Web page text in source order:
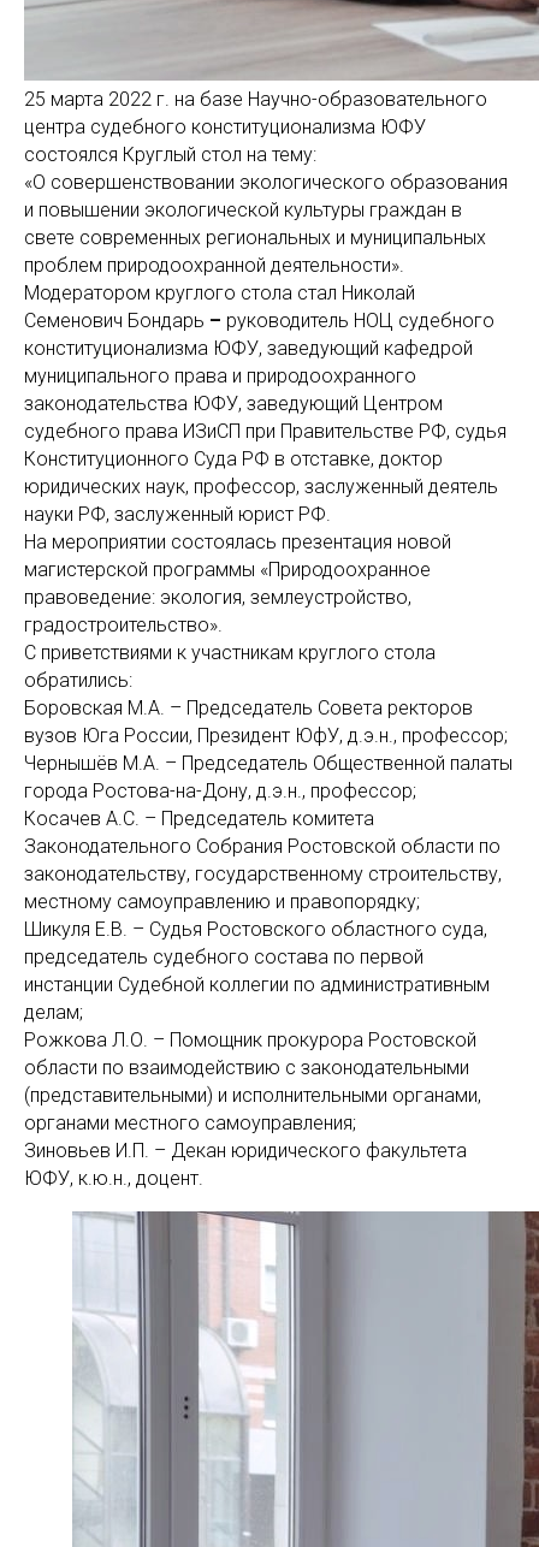
25 марта 2022 г. на базе Научно-образовательного
центра судебного конституционализма ЮФУ
состоялся Круглый стол на тему:
«О совершенствовании экологического образования
и повышении экологической культуры граждан в
свете современных региональных и муниципальных
проблем природоохранной деятельности».
Модератором круглого стола стал Николай
Семенович Бондарь – руководитель НОЦ судебного
конституционализма ЮФУ, заведующий кафедрой
муниципального права и природоохранного
законодательства ЮФУ, заведующий Центром
судебного права ИЗиСП при Правительстве РФ, судья
Конституционного Суда РФ в отставке, доктор
юридических наук, профессор, заслуженный деятель
науки РФ, заслуженный юрист РФ.
На мероприятии состоялась презентация новой
магистерской программы «Природоохранное
правоведение: экология, землеустройство,
градостроительство».
С приветствиями к участникам круглого стола
обратились:
Боровская М.А. – Председатель Совета ректоров
вузов Юга России, Президент ЮфУ, д.э.н., профессор;
Чернышёв М.А. – Председатель Общественной палаты
города Ростова-на-Дону, д.э.н., профессор;
Косачев А.С. – Председатель комитета
Законодательного Собрания Ростовской области по
законодательству, государственному строительству,
местному самоуправлению и правопорядку;
Шикуля Е.В. – Судья Ростовского областного суда,
председатель судебного состава по первой
инстанции Судебной коллегии по административным
делам;
Рожкова Л.О. – Помощник прокурора Ростовской
области по взаимодействию с законодательными
(представительными) и исполнительными органами,
органами местного самоуправления;
Зиновьев И.П. – Декан юридического факультета
ЮФУ, к.ю.н., доцент.